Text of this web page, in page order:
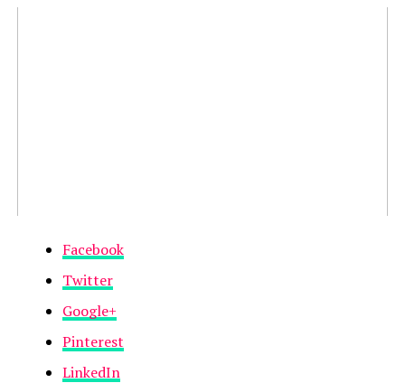
Facebook
Twitter
Google+
Pinterest
LinkedIn